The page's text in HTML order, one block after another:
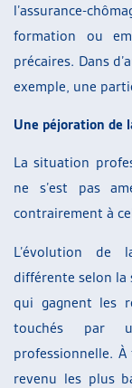
l’assurance-
formation ou
précaires. Dans
exemple, une
Une péjoration de
La situation
ne s’est pas
contrairement à
L’évolution de
différente selon la
qui gagnent les
touchés par
professionnelle.
revenu les plus